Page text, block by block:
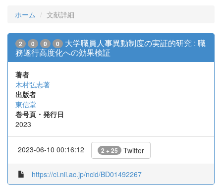
ホーム 文献詳細
2 0 0 0
大学職員人事異動制度の実証的研究 : 職
務遂行高度化への効果検証
著者
木村弘志著
出版者
東信堂
巻号頁・発行日
2023
2023-06-10 00:16:12 2 + 25 Twitter
https://ci.nii.ac.jp/ncid/BD01492267